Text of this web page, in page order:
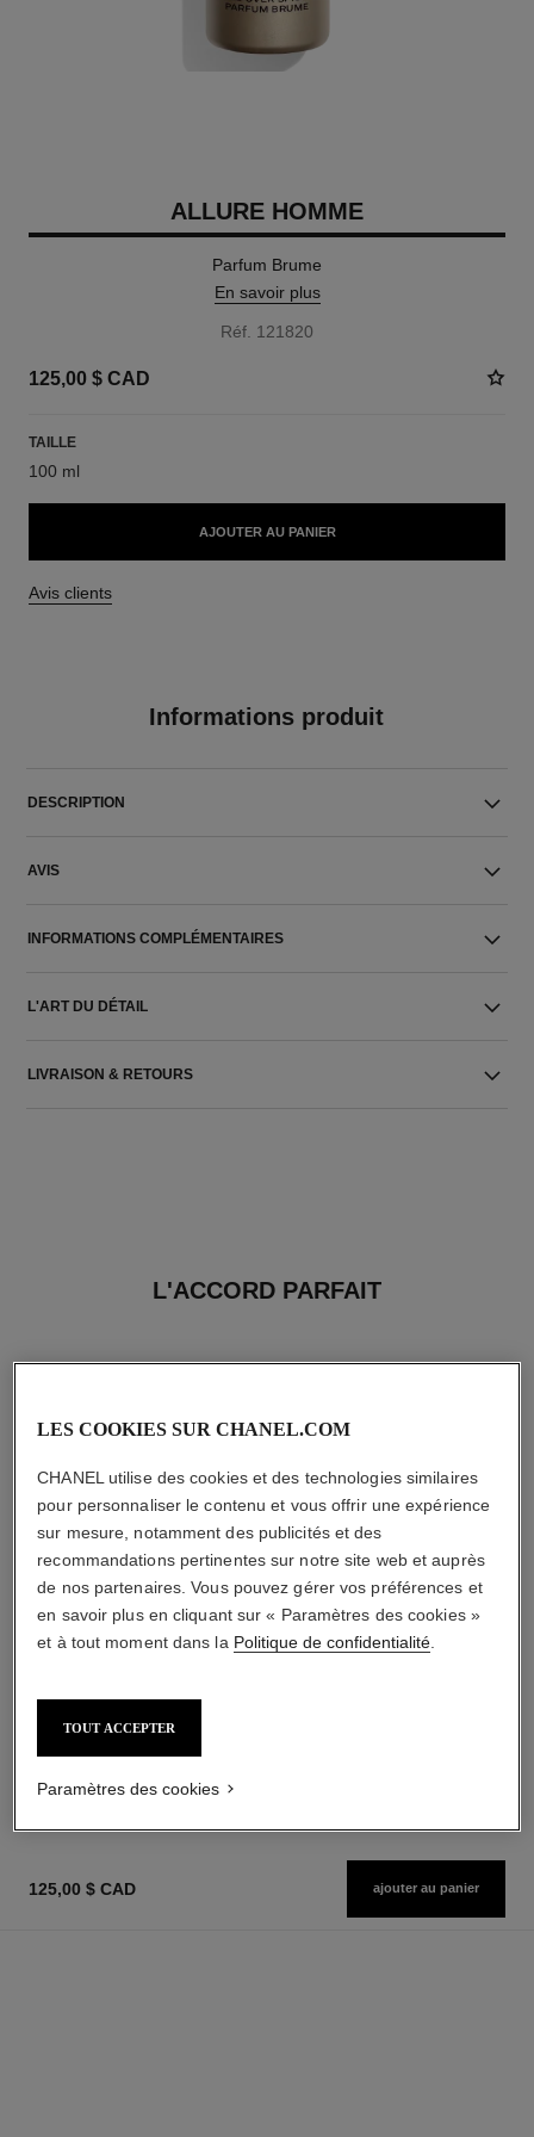
ALLURE HOMME
Parfum Brume
En savoir plus
Réf. 121820
125,00 $ CAD
TAILLE
100 ml
AJOUTER AU PANIER
Avis clients
Informations produit
DESCRIPTION
AVIS
INFORMATIONS COMPLÉMENTAIRES
L'ART DU DÉTAIL
LIVRAISON & RETOURS
L'ACCORD PARFAIT
Réf. 133850
125,00 $ CAD ajouter au panier
LES COOKIES SUR CHANEL.COM
CHANEL utilise des cookies et des technologies similaires
pour personnaliser le contenu et vous offrir une expérience
sur mesure, notamment des publicités et des
recommandations pertinentes sur notre site web et auprès
de nos partenaires. Vous pouvez gérer vos préférences et
en savoir plus en cliquant sur « Paramètres des cookies »
et à tout moment dans la Politique de confidentialité.
TOUT ACCEPTER
Paramètres des cookies